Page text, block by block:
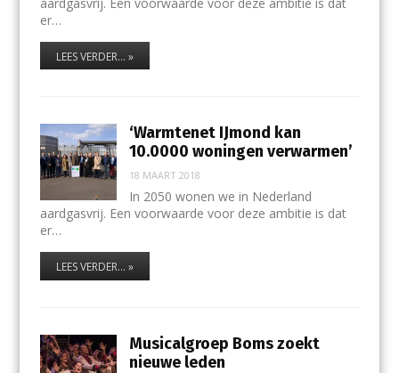
er…
LEES VERDER... »
‘Warmtenet IJmond kan
10.0000 woningen verwarmen’
18 MAART 2018
In 2050 wonen we in Nederland
aardgasvrij. Een voorwaarde voor deze ambitie is dat
er…
LEES VERDER... »
Musicalgroep Boms zoekt
nieuwe leden